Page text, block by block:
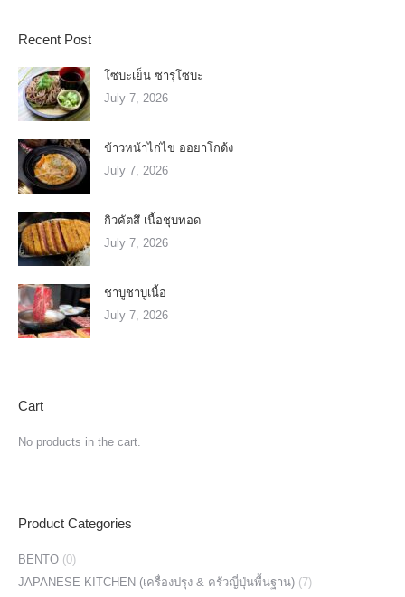
Recent Post
โซบะเย็น ซารุโซบะ
July 7, 2026
ข้าวหน้าไก่ไข่ ออยาโกด้ง
July 7, 2026
กิวคัตสึ เนื้อชุบทอด
July 7, 2026
ชาบูชาบูเนื้อ
July 7, 2026
Cart
No products in the cart.
Product Categories
BENTO (0)
JAPANESE KITCHEN (เครื่องปรุง & ครัวญี่ปุ่นพื้นฐาน) (7)